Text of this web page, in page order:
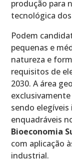
produção para
tecnológica
Podem
pequenas e
natureza e
requisitos de
2030. A área
sendo
enquadráveis
Bioeconomia
com aplicação
industrial.